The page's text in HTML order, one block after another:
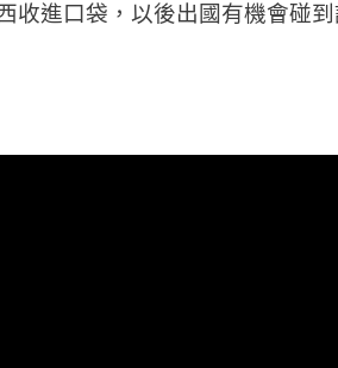
進口袋，以後出國有機會碰